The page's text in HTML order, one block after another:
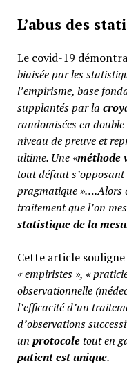
L’abus des
Le covid-19
biaisée par les
l’empirisme, base
supplantés par la
randomisées en
niveau de preuve et
ultime. Une «méthode
tout défaut s’opposant
pragmatique »….Alors
traitement que l’on
statistique de la
Cette article
« empiristes », «
observationnelle
l’efficacité d’un
d’observations
un protocoletout en
patient est unique.